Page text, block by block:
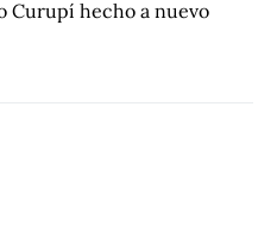
Curupí hecho a nuevo